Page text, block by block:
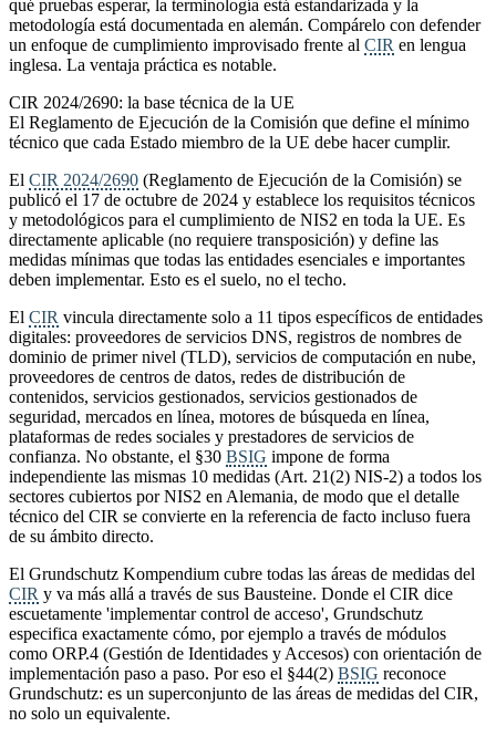
qué pruebas esperar, la terminología está estandarizada y la
metodología está documentada en alemán. Compárelo con defender
un enfoque de cumplimiento improvisado frente al CIR en lengua
inglesa. La ventaja práctica es notable.
CIR 2024/2690: la base técnica de la UE
El Reglamento de Ejecución de la Comisión que define el mínimo
técnico que cada Estado miembro de la UE debe hacer cumplir.
El CIR 2024/2690 (Reglamento de Ejecución de la Comisión) se
publicó el 17 de octubre de 2024 y establece los requisitos técnicos
y metodológicos para el cumplimiento de NIS2 en toda la UE. Es
directamente aplicable (no requiere transposición) y define las
medidas mínimas que todas las entidades esenciales e importantes
deben implementar. Esto es el suelo, no el techo.
El CIR vincula directamente solo a 11 tipos específicos de entidades
digitales: proveedores de servicios DNS, registros de nombres de
dominio de primer nivel (TLD), servicios de computación en nube,
proveedores de centros de datos, redes de distribución de
contenidos, servicios gestionados, servicios gestionados de
seguridad, mercados en línea, motores de búsqueda en línea,
plataformas de redes sociales y prestadores de servicios de
confianza. No obstante, el §30 BSIG impone de forma
independiente las mismas 10 medidas (Art. 21(2) NIS-2) a todos los
sectores cubiertos por NIS2 en Alemania, de modo que el detalle
técnico del CIR se convierte en la referencia de facto incluso fuera
de su ámbito directo.
El Grundschutz Kompendium cubre todas las áreas de medidas del
CIR y va más allá a través de sus Bausteine. Donde el CIR dice
escuetamente 'implementar control de acceso', Grundschutz
especifica exactamente cómo, por ejemplo a través de módulos
como ORP.4 (Gestión de Identidades y Accesos) con orientación de
implementación paso a paso. Por eso el §44(2) BSIG reconoce
Grundschutz: es un superconjunto de las áreas de medidas del CIR,
no solo un equivalente.